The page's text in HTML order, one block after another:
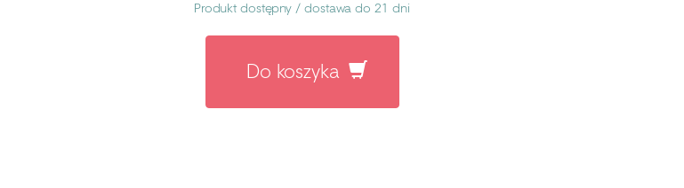
Produkt dostępny /dostawa do 21 dni
Do koszyka